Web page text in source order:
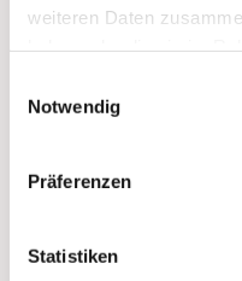
weiteren Daten
Notwendig
Präferenzen
Statistiken